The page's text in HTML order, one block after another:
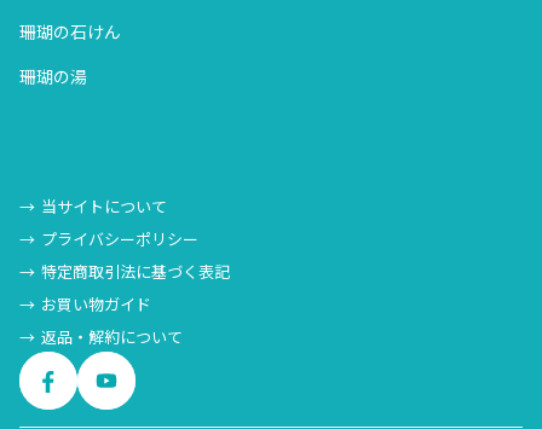
珊瑚の石けん
珊瑚の湯
当サイトについて
プライバシーポリシー
特定商取引法に基づく表記
お買い物ガイド
返品・解約について